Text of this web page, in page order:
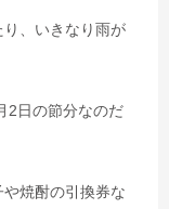
、いきなり雨が
2日の節分なのだ
焼酎の引換券な